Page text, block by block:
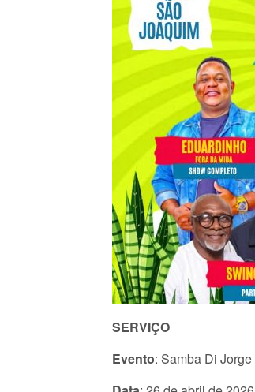
SERVIÇO
Evento: Samba Di Jorge